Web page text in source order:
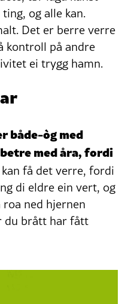
og alle kan.
Det er berre verre
kontroll på andre
ei trygg hamn.
både-òg med
med åra, fordi
få det verre, fordi
di eldre ein vert, og
ned hjernen
du brått har fått